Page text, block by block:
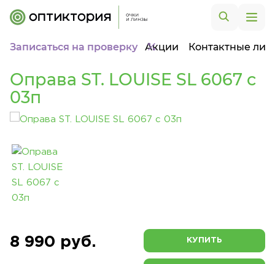
Записаться на проверку Акции Контактные
Оправа ST. LOUISE SL 6067 c
03п
8 990 руб. КУПИТЬ